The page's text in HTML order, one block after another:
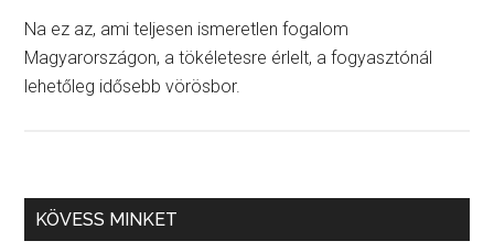
Na ez az, ami teljesen ismeretlen fogalom
Magyarországon, a tökéletesre érlelt, a fogyasztónál
lehetőleg idősebb vörösbor.
KÖVESS MINKET